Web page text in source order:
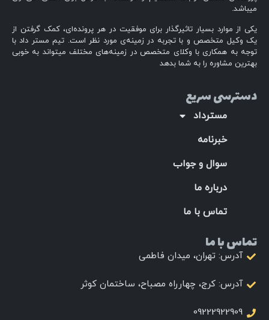
میباشد.
یکی از موارد بسیار تاثیرگذار برای موفقیت در هر پرونده‌ای، کمک گرفتن از
یک وکیل متخصص و با تجربه در زمینه‌ی مورد نظر است. تیم مستر داد با
توجه به همکاری با وکلای متخصص در زمینه‌های مختلف میتواند به خوبی
بهترین مشاوره را به شما بدهد
دسترسی سریع
مسترداد
خبرنامه
سوال و جواب
درباره ما
تماس با ما
تماس با ما
آدرس: تهران، میدان فاطمی
آدرس: کرج، چهارراه مصباح، ساختمان کوثر
09222922909